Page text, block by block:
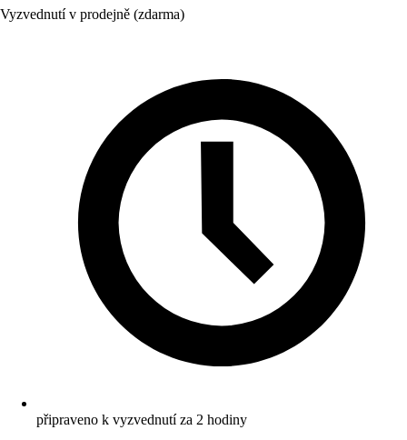
Vyzvednutí v prodejně (zdarma)
připraveno k vyzvednutí za 2 hodiny